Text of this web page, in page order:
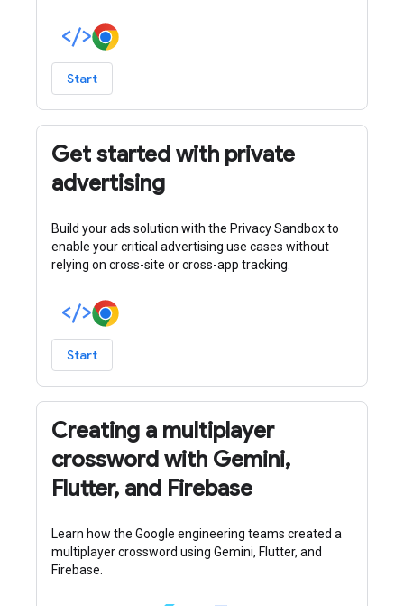
Start
Get started with private
advertising
Build your ads solution with the Privacy Sandbox to
enable your critical advertising use cases without
relying on cross-site or cross-app tracking.
Start
Creating a multiplayer
crossword with Gemini,
Flutter, and Firebase
Learn how the Google engineering teams created a
multiplayer crossword using Gemini, Flutter, and
Firebase.